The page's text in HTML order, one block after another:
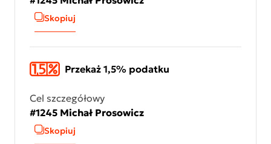
Skopiuj
Przekaż 1,5% podatku
Cel szczegółowy
#1245 Michał Prosowicz
Skopiuj